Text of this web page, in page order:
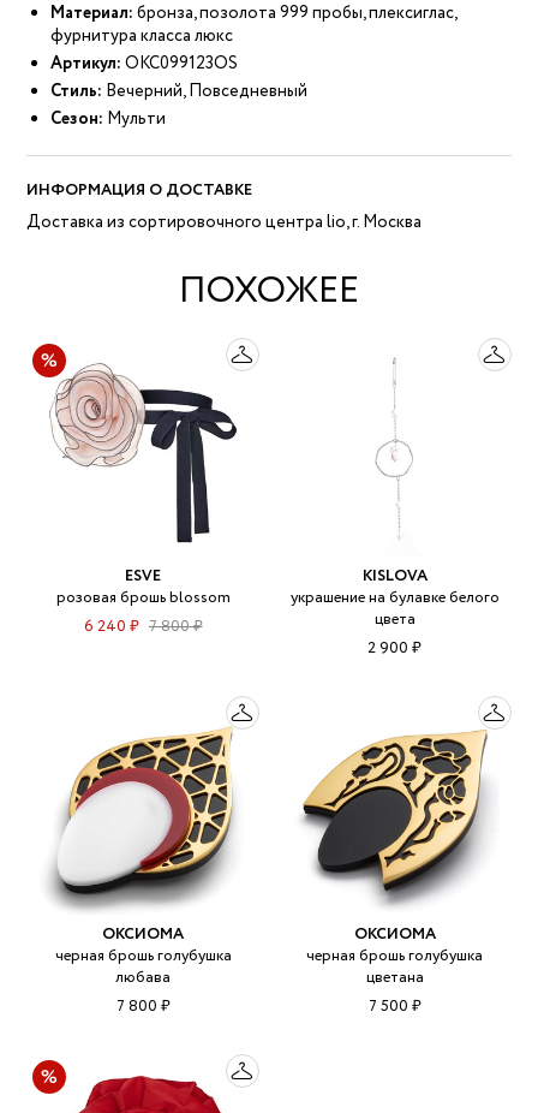
Материал: бронза, позолота 999 пробы, плексиглас,
фурнитура класса люкс
Артикул: ОКС099123OS
Стиль: Вечерний, Повседневный
Сезон: Мульти
ИНФОРМАЦИЯ О ДОСТАВКЕ
Доставка из сортировочного центра lio, г. Москва
ПОХОЖЕЕ
ESVE
розовая брошь blossom
6 240 ₽ 7 800 ₽
KISLOVA
украшение на булавке белого
цвета
2 900 ₽
ОКСИОМА
черная брошь голубушка
любава
7 800 ₽
ОКСИОМА
черная брошь голубушка
цветана
7 500 ₽